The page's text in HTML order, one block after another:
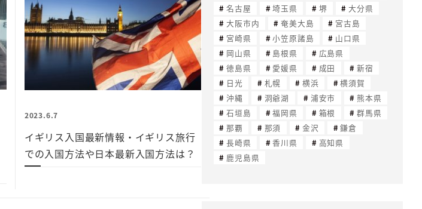
2023.6.7
イギリス入国最新情報・イギリス旅行
での入国方法や日本最新入国方法は？
名古屋
埼玉県 堺
大分県
大阪市内
奄美大島
宮古島
宮崎県
小笠原諸島
山口県
岡山県
島根県
広島県
徳島県
愛媛県 成田
新宿
日光
札幌 横浜
横須賀
沖縄
洞爺湖 浦安市
熊本県
石垣島
福岡県 箱根
群馬県
那覇
那須 金沢
鎌倉
長崎県
香川県
高知県
鹿児島県